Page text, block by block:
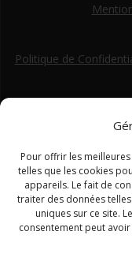
Pour offrir les
telles que les cookies
appareils. Le fait de
traiter des données
uniques sur ce site.
consentement peut
Politique de